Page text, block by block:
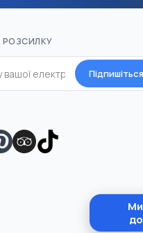
РОЗСИЛКУ
Підпишіться